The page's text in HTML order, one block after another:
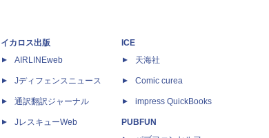
イカロス出版
AIRLINEweb
Jディフェンスニュース
通訳翻訳ジャーナル
JレスキューWeb
ICE
天海社
Comic curea
impress QuickBooks
PUBFUN